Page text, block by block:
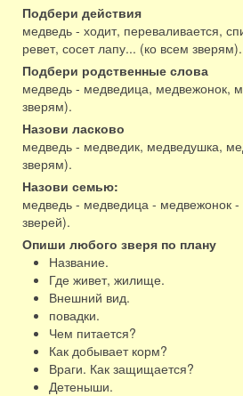
Подбери действия
медведь - ходит, переваливается,
ревет, сосет лапу... (ко всем зверям).
Подбери родственные слова
медведь - медведица, медвежонок,
зверям).
Назови ласково
медведь - медведик, медведушка,
зверям).
Назови семью:
медведь - медведица - медвежонок -
зверей).
Опиши любого зверя по плану
Название.
Где живет, жилище.
Внешний вид.
повадки.
Чем питается?
Как добывает корм?
Враги. Как защищается?
Детеныши.